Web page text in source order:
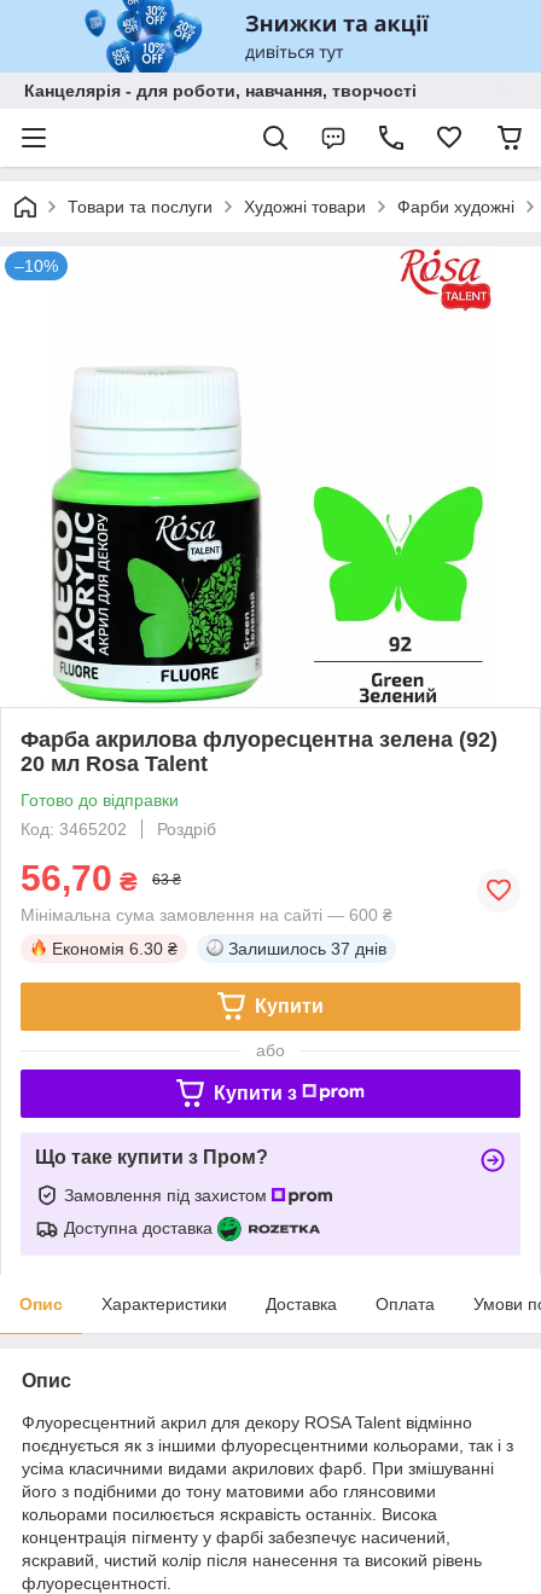
Канцелярія - для роботи, навчання, творчості
Товари та послуги Художні товари Фарби художні
–10%
Фарба акрилова флуоресцентна зелена (92)
20 мл Rosa Talent
Готово до відправки
Код: 3465202
Роздріб
56,70 ₴ 63 ₴
Мінімальна сума замовлення на сайті — 600 ₴
Економія 6.30 ₴ Залишилось 37 днів
Купити
або
Купити з
Що таке купити з Пром?
Замовлення під захистом
Доступна доставка
Опис Характеристики Доставка Оплата Умови
Опис
Флуоресцентний акрил для декору ROSA Talent відмінно
поєднується як з іншими флуоресцентними кольорами, так і з
усіма класичними видами акрилових фарб. При змішуванні
його з подібними до тону матовими або глянсовими
кольорами посилюється яскравість останніх. Висока
концентрація пігменту у фарбі забезпечує насичений,
яскравий, чистий колір після нанесення та високий рівень
флуоресцентності.